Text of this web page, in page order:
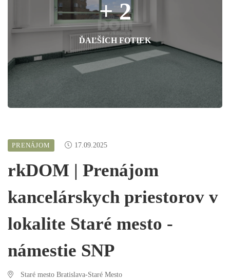
+ 2
ĎAĽŠÍCH FOTIEK
PRENÁJOM 17.09.2025
rkDOM | Prenájom
kancelárskych priestorov v
lokalite Staré mesto -
námestie SNP
Staré mesto Bratislava-Staré Mesto